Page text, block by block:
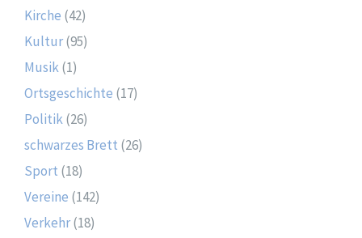
Kirche (42)
Kultur(95)
Musik(1)
Ortsgeschichte (17)
Politik(26)
schwarzes Brett (26)
Sport (18)
Vereine (142)
Verkehr(18)